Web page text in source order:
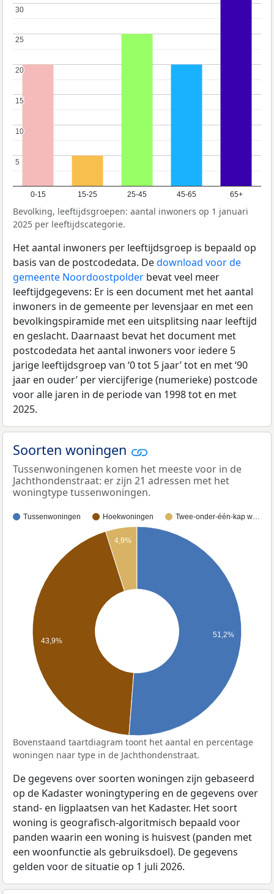
0-15 15-25 25-45 45-65 65+
5
5
10
10
15
15
20
20
25
25
30
30
Bevolking, leeftijdsgroepen: aantal inwoners op 1 januari
2025 per leeftijdscategorie.
Het aantal inwoners per leeftijdsgroep is bepaald op
basis van de postcodedata. Dedownload voor de
gemeente Noordoostpolder bevat veel meer
leeftijdgegevens: Er is een document met het aantal
inwoners in de gemeente per levensjaar en met een
bevolkingspiramide met een uitsplitsing naar leeftijd
en geslacht. Daarnaast bevat het document met
postcodedata het aantal inwoners voor iedere 5
jarige leeftijdsgroep van ‘0 tot 5 jaar’ tot en met ‘90
jaar en ouder’ per viercijferige (numerieke) postcode
voor alle jaren in de periode van 1998 tot en met
2025.
Soorten woningen
Tussenwoningenen komen het meeste voor in de
Jachthondenstraat: er zijn 21 adressen met het
woningtype tussenwoningen.
Tussenwoningen Hoekwoningen Twee-onder-één-kap w…
4,9%
43,9%
51,2%
Bovenstaand taartdiagram toont het aantal en percentage
woningen naar type in de Jachthondenstraat.
De gegevens over soorten woningen zijn gebaseerd
op de Kadaster woningtypering en de gegevens over
stand- en ligplaatsen van het Kadaster. Het soort
woning is geografisch-algoritmisch bepaald voor
panden waarin een woning is huisvest (panden met
een woonfunctie als gebruiksdoel). De gegevens
gelden voor de situatie op 1 juli 2026.